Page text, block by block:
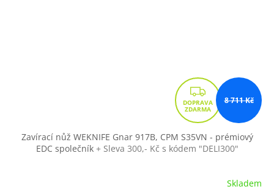
Z
D
A
R
M
8 711 Kč
Zavírací nůž WEKNIFE Gnar 917B, CPM S35VN - prémiový
EDC společník + Sleva 300,- Kč s kódem "DELI300"
Skladem